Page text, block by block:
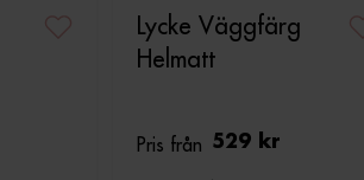
Lycke Väggfärg
Helmatt
Pris från 529 kr